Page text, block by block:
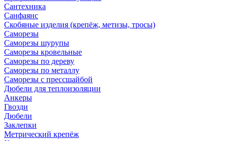
Сантехника
Санфаянс
Скобяные изделия (крепёж, метизы, тросы)
Саморезы
Саморезы шурупы
Саморезы кровельные
Саморезы по дереву
Саморезы по металлу
Саморезы с прессшайбой
Дюбели для теплоизоляции
Анкеры
Гвозди
Дюбели
Заклепки
Метрический крепёж